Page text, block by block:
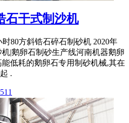
石干式制沙机
80方斜锆石碎石制砂机 2020年
机|鹅卵石制砂生产线河南机器鹅卵
低耗的鹅卵石专用制砂机械,其在
.